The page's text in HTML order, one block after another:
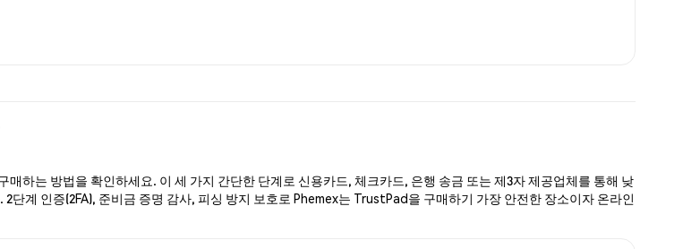
하는 방법을 확인하세요. 이 세 가지 간단한 단계로 신용카드, 체크카드, 은행 송금 또는 제3자 제공업체를 통해 낮
계 인증(2FA), 준비금 증명 감사, 피싱 방지 보호로 Phemex는 TrustPad을 구매하기 가장 안전한 장소이자 온라인